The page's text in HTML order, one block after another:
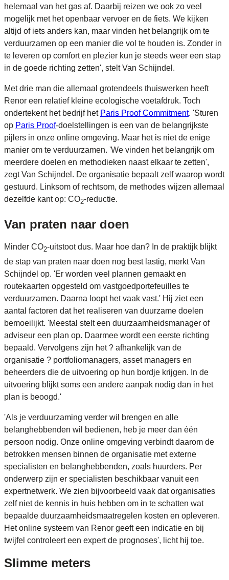
helemaal van het gas af. Daarbij reizen we ook zo veel
mogelijk met het openbaar vervoer en de fiets. We kijken
altijd of iets anders kan, maar vinden het belangrijk om te
verduurzamen op een manier die vol te houden is. Zonder in
te leveren op comfort en plezier kun je steeds weer een stap
in de goede richting zetten', stelt Van Schijndel.
Met drie man die allemaal grotendeels thuiswerken heeft
Renor een relatief kleine ecologische voetafdruk. Toch
ondertekent het bedrijf het Paris Proof Commitment. 'Sturen
op Paris Proof-doelstellingen is een van de belangrijkste
pijlers in onze online omgeving. Maar het is niet de enige
manier om te verduurzamen. 'We vinden het belangrijk om
meerdere doelen en methodieken naast elkaar te zetten',
zegt Van Schijndel. De organisatie bepaalt zelf waarop wordt
gestuurd. Linksom of rechtsom, de methodes wijzen allemaal
dezelfde kant op: CO2-reductie.
Van praten naar doen
Minder CO2-uitstoot dus. Maar hoe dan? In de praktijk blijkt
de stap van praten naar doen nog best lastig, merkt Van
Schijndel op. 'Er worden veel plannen gemaakt en
routekaarten opgesteld om vastgoedportefeuilles te
verduurzamen. Daarna loopt het vaak vast.' Hij ziet een
aantal factoren dat het realiseren van duurzame doelen
bemoeilijkt. 'Meestal stelt een duurzaamheidsmanager of
adviseur een plan op. Daarmee wordt een eerste richting
bepaald. Vervolgens zijn het ? afhankelijk van de
organisatie ? portfoliomanagers, asset managers en
beheerders die de uitvoering op hun bordje krijgen. In de
uitvoering blijkt soms een andere aanpak nodig dan in het
plan is beoogd.'
'Als je verduurzaming verder wil brengen en alle
belanghebbenden wil bedienen, heb je meer dan één
persoon nodig. Onze online omgeving verbindt daarom de
betrokken mensen binnen de organisatie met externe
specialisten en belanghebbenden, zoals huurders. Per
onderwerp zijn er specialisten beschikbaar vanuit een
expertnetwerk. We zien bijvoorbeeld vaak dat organisaties
zelf niet de kennis in huis hebben om in te schatten wat
bepaalde duurzaamheidsmaatregelen kosten en opleveren.
Het online systeem van Renor geeft een indicatie en bij
twijfel controleert een expert de prognoses', licht hij toe.
Slimme meters